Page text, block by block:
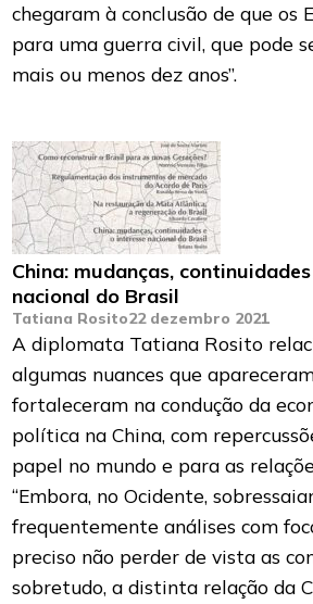
chegaram à conclusão de que os
para uma guerra civil, que pode
mais ou menos dez anos”.
China: mudanças,
nacional do Brasil
Tatiana Rosito22 dezembro 2021
A diplomata Tatiana Rosito
algumas nuances que
fortaleceram na condução da
política na China, com
papel no mundo e para as
“Embora, no Ocidente,
frequentemente análises com
preciso não perder de vista as
sobretudo, a distinta relação da